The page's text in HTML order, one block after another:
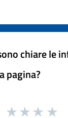
chiare le
pagina?